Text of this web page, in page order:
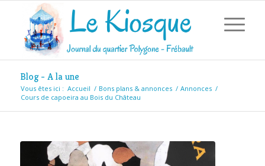
Blog - A la une
Vous êtes ici : Accueil / Bons plans & annonces / Annonces /
Cours de capoeira au Bois du Château